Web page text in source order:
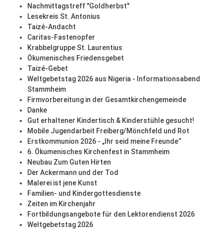
Nachmittagstreff "Goldherbst"
Lesekreis St. Antonius
Taizé-Andacht
Caritas-Fastenopfer
Krabbelgruppe St. Laurentius
Ökumenisches Friedensgebet
Taizé-Gebet
Weltgebetstag 2026 aus Nigeria - Informationsabend
Stammheim
Firmvorbereitung in der Gesamtkirchengemeinde
Danke
Gut erhaltener Kindertisch & Kinderstühle gesucht!
Mobile Jugendarbeit Freiberg/Mönchfeld und Rot
Erstkommunion 2026 - „Ihr seid meine Freunde“
6. Ökumenisches Kirchenfest in Stammheim
Neubau Zum Guten Hirten
Der Ackermann und der Tod
Malerei ist jene Kunst
Familien- und Kindergottesdienste
Zeiten im Kirchenjahr
Fortbildungsangebote für den Lektorendienst 2026
Weltgebetstag 2026